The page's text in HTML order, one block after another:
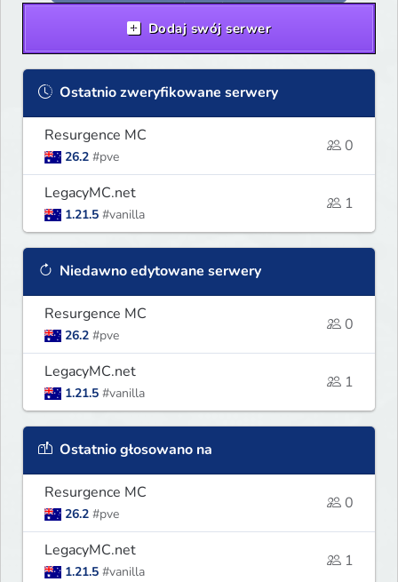
Dodaj swój serwer
Ostatnio zweryfikowane serwery
Resurgence MC
26.2 #pve
0
LegacyMC.net
1.21.5 #vanilla
1
Niedawno edytowane serwery
Resurgence MC
26.2 #pve
0
LegacyMC.net
1.21.5 #vanilla
1
Ostatnio głosowano na
Resurgence MC
26.2 #pve
0
LegacyMC.net
1.21.5 #vanilla
1